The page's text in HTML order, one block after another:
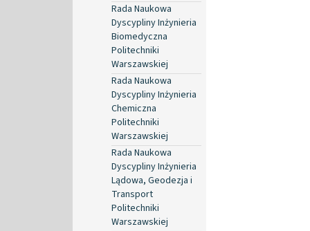
Rada Naukowa
Dyscypliny Inżynieria
Biomedyczna
Politechniki
Warszawskiej
Rada Naukowa
Dyscypliny Inżynieria
Chemiczna
Politechniki
Warszawskiej
Rada Naukowa
Dyscypliny Inżynieria
Lądowa, Geodezja i
Transport
Politechniki
Warszawskiej